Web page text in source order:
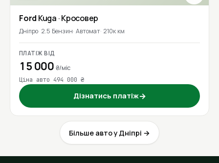
Ford Kuga · Кросовер
Дніпро 2.5 Бензин Автомат 210к км
ПЛАТІЖ ВІД
15 000 ₴/міс
Ціна авто 494 000 ₴
Дізнатись платіж→
Більше авто у Дніпрі →